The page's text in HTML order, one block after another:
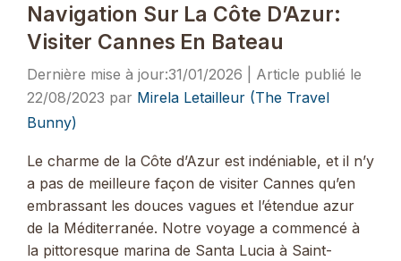
Navigation Sur La Côte D’Azur:
Visiter Cannes En Bateau
31/01/2026
22/08/2023 par Mirela Letailleur (The Travel
Bunny)
Le charme de la Côte d’Azur est indéniable, et il n’y
a pas de meilleure façon de visiter Cannes qu’en
embrassant les douces vagues et l’étendue azur
de la Méditerranée. Notre voyage a commencé à
la pittoresque marina de Santa Lucia à Saint-